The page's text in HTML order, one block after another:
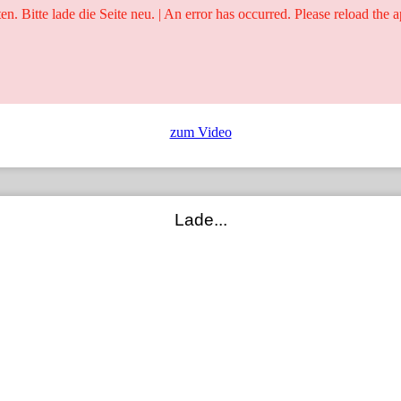
zum Video
Lade...
Bitte lade die Seite neu. | An error has occurred. Please reload the